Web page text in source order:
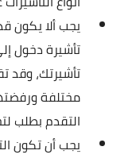
يجب ألا يكون
تأشيرة دخول
تأشيرتك،
مختلفة
التقدم بطلب
يجب أن تكون